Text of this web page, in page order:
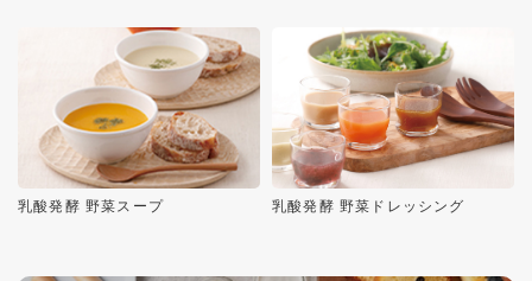
乳酸発酵 野菜スープ 乳酸発酵 野菜ドレッシング